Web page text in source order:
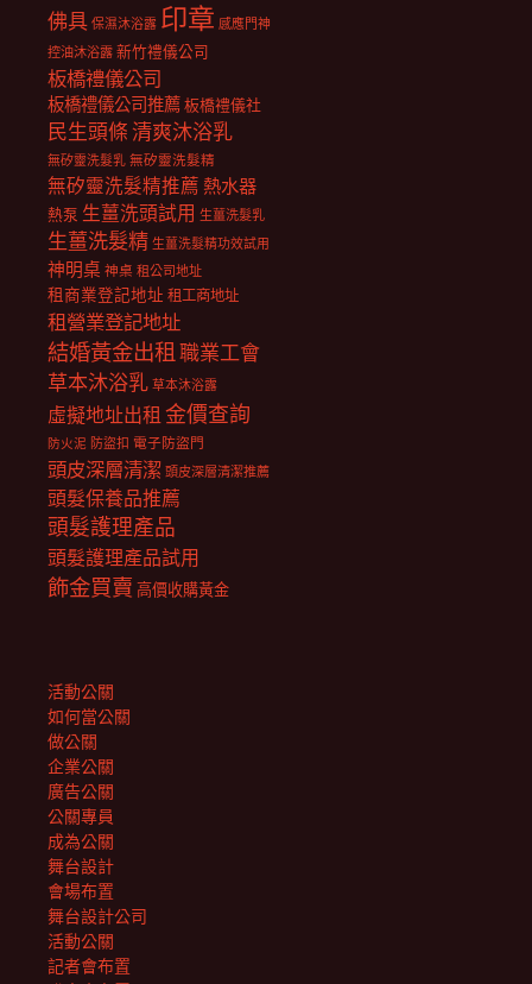
佛具 保濕沐浴露 印章 感應門神
控油沐浴露 新竹禮儀公司
板橋禮儀公司
板橋禮儀公司推薦板橋禮儀社
民生頭條清爽沐浴乳
無矽靈洗髮乳 無矽靈洗髮精
無矽靈洗髮精推薦 熱水器
熱泵 生薑洗頭試用 生薑洗髮乳
生薑洗髮精 生薑洗髮精功效試用
神明桌 神桌 租公司地址
租商業登記地址 租工商地址
租營業登記地址
結婚黃金出租職業工會
草本沐浴乳 草本沐浴露
虛擬地址出租 金價查詢
防火泥 防盜扣 電子防盜門
頭皮深層清潔 頭皮深層清潔推薦
頭髮保養品推薦
頭髮護理產品
頭髮護理產品試用
飾金買賣 高價收購黃金
活動公關
如何當公關
做公關
企業公關
廣告公關
公關專員
成為公關
舞台設計
會場布置
舞台設計公司
活動公關
記者會布置